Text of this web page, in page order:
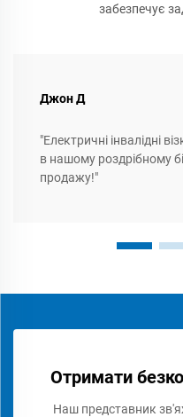
забезпечує
Джон Д
"Електричні інвалідні
в нашому роздрібному
продажу!"
Отримати
Наш представник